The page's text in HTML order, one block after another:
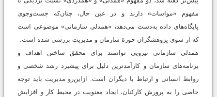
مفهوم «مواسات» دارند و در عین حال، چنان‌که جست‌وجوی
پایگاه‌های داده به‌دست می‌دهد، «همدلی سازمانی» موضوعی است
که از سوی پژوهشگران حوزة سازمان و مدیریت بررسی شده است.
همدلی سازمانی نیرویی توانمند برای محقق ساختن اهداف و
برنامه‌های سازمان و کارآمدترین دلیل برای پیشبرد رشد شخصی و
روابط انسانی و ارتباط با دیگران است. ازاین‌رو مدیریت باید توجه
خاصی را به پرورش کارکنان، ایجاد معنویت در محیط کار و افزایش